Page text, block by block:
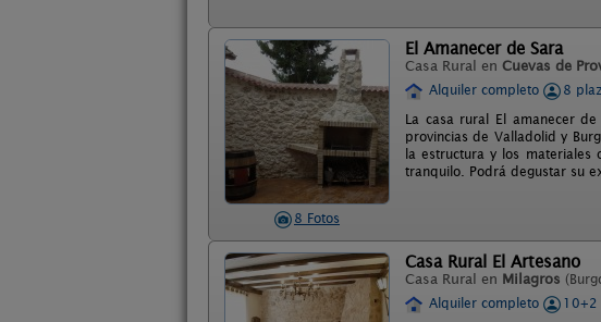
8 Fotos
El Amanecer de Sara
Casa Rural en Cuevas de
Alquiler completo
8
La casa rural El amanecer
provincias de Valladolid y
la estructura y los materiales
tranquilo. Podrá degustar su
Casa Rural El Artesano
Casa Rural en Milagros
Alquiler completo
10+2